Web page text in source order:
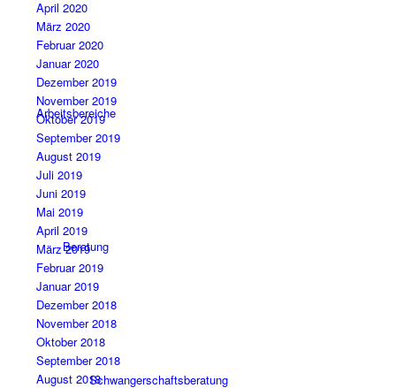
Arbeitsbereiche
Beratung
Schwangerschaftsberatung
April 2020
März 2020
Februar 2020
Januar 2020
Dezember 2019
November 2019
Oktober 2019
September 2019
August 2019
Juli 2019
Juni 2019
Mai 2019
April 2019
März 2019
Februar 2019
Januar 2019
Dezember 2018
November 2018
Oktober 2018
September 2018
August 2018